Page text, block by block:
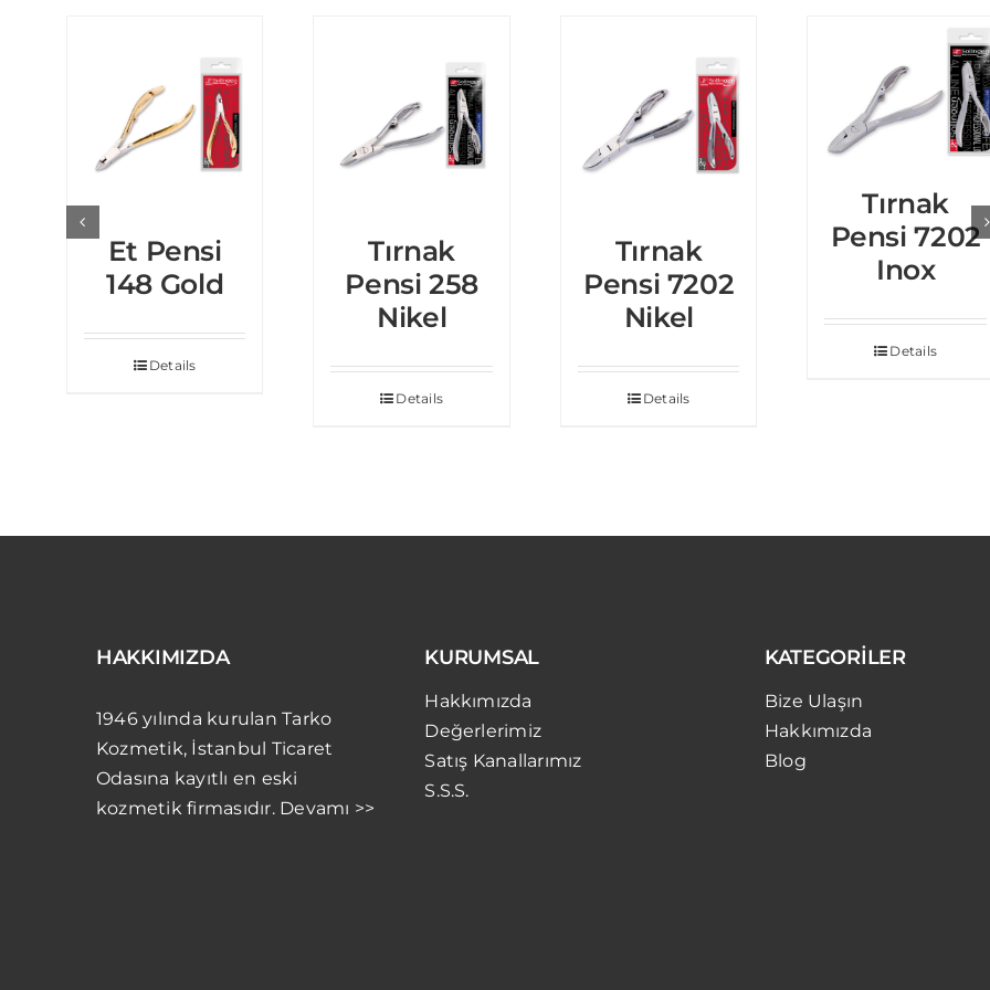
Et Pensi
148 Gold
Details
Tırnak
Pensi 258
Nikel
Details
Tırnak
Pensi 7202
Nikel
Details
Tırnak
Pensi 7202
Inox
Details
HAKKIMIZDA
1946 yılında kurulan Tarko
Kozmetik, İstanbul Ticaret
Odasına kayıtlı en eski
kozmetik firmasıdır. Devamı >>
KURUMSAL
Hakkımızda
Değerlerimiz
Satış Kanallarımız
S.S.S.
KATEGORİLER
Bize Ulaşın
Hakkımızda
Blog